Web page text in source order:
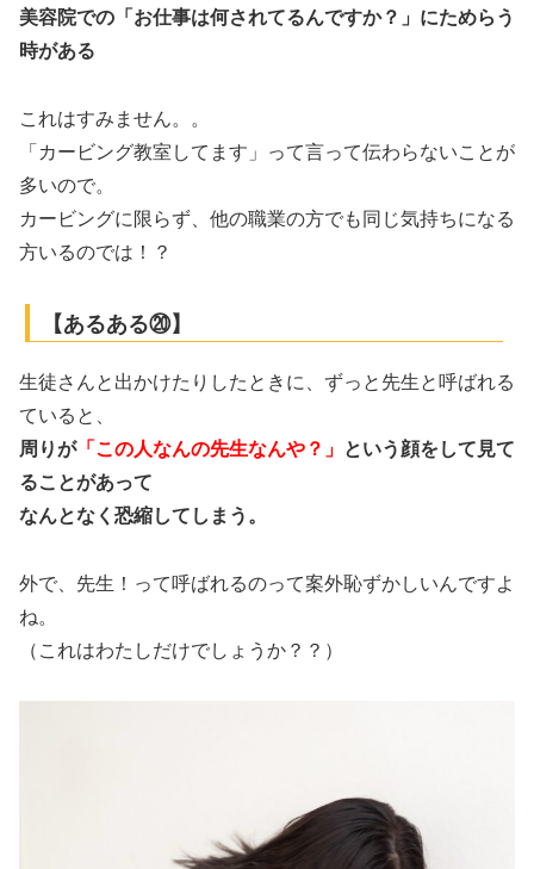
美容院での「お仕事は何されてるんですか？」にためらう
時がある
これはすみません。。
「カービング教室してます」って言って伝わらないことが
多いので。
カービングに限らず、他の職業の方でも同じ気持ちになる
方いるのでは！？
【あるある⑳】
生徒さんと出かけたりしたときに、ずっと先生と呼ばれる
ていると、
周りが「この人なんの先生なんや？」 という顔をして見て
ることがあって
なんとなく恐縮してしまう。
外で、先生！って呼ばれるのって案外恥ずかしいんですよ
ね。
（これはわたしだけでしょうか？？）